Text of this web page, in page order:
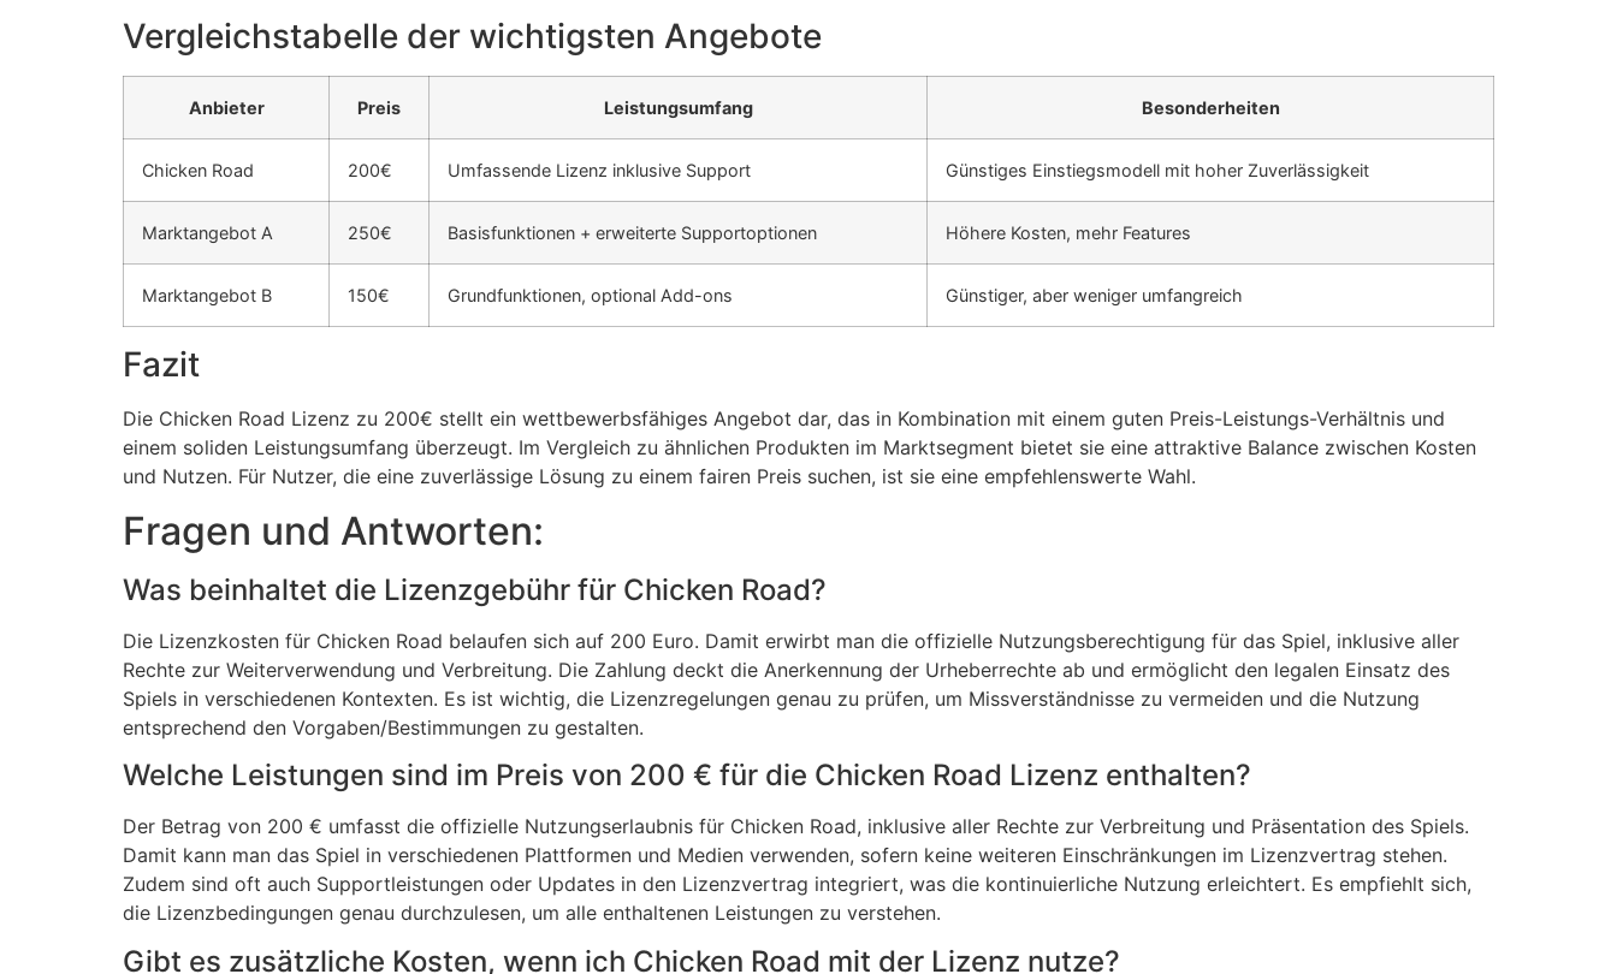
Vergleichstabelle der wichtigsten Angebote
Anbieter Preis Leistungsumfang Besonderheiten
Chicken Road 200€ Umfassende Lizenz inklusive Support Günstiges Einstiegsmodell mit hoher Zuverlässigkeit
Marktangebot A 250€ Basisfunktionen + erweiterte Supportoptionen Höhere Kosten, mehr Features
Marktangebot B 150€ Grundfunktionen, optional Add-ons Günstiger, aber weniger umfangreich
Fazit
Die Chicken Road Lizenz zu 200€ stellt ein wettbewerbsfähiges Angebot dar, das in Kombination mit einem guten Preis-Leistungs-Verhältnis und
einem soliden Leistungsumfang überzeugt. Im Vergleich zu ähnlichen Produkten im Marktsegment bietet sie eine attraktive Balance zwischen Kosten
und Nutzen. Für Nutzer, die eine zuverlässige Lösung zu einem fairen Preis suchen, ist sie eine empfehlenswerte Wahl.
Fragen und Antworten:
Was beinhaltet die Lizenzgebühr für Chicken Road?
Die Lizenzkosten für Chicken Road belaufen sich auf 200 Euro. Damit erwirbt man die offizielle Nutzungsberechtigung für das Spiel, inklusive aller
Rechte zur Weiterverwendung und Verbreitung. Die Zahlung deckt die Anerkennung der Urheberrechte ab und ermöglicht den legalen Einsatz des
Spiels in verschiedenen Kontexten. Es ist wichtig, die Lizenzregelungen genau zu prüfen, um Missverständnisse zu vermeiden und die Nutzung
entsprechend den Vorgaben/Bestimmungen zu gestalten.
Welche Leistungen sind im Preis von 200 € für die Chicken Road Lizenz enthalten?
Der Betrag von 200 € umfasst die offizielle Nutzungserlaubnis für Chicken Road, inklusive aller Rechte zur Verbreitung und Präsentation des Spiels.
Damit kann man das Spiel in verschiedenen Plattformen und Medien verwenden, sofern keine weiteren Einschränkungen im Lizenzvertrag stehen.
Zudem sind oft auch Supportleistungen oder Updates in den Lizenzvertrag integriert, was die kontinuierliche Nutzung erleichtert. Es empfiehlt sich,
die Lizenzbedingungen genau durchzulesen, um alle enthaltenen Leistungen zu verstehen.
Gibt es zusätzliche Kosten, wenn ich Chicken Road mit der Lizenz nutze?